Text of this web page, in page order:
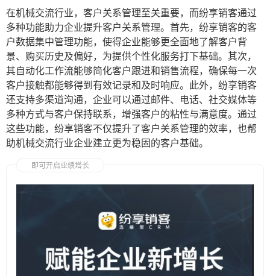
在机械交流行业，客户关系管理至关重要，而纷享销客通过
多种功能助力企业提升客户关系管理。首先，纷享销客的客
户数据集中管理功能，使得企业能够更全面地了解客户背
景、购买历史及偏好，为提供个性化服务打下基础。其次，
其自动化工作流能够简化客户跟进和销售流程，确保每一次
客户接触都能够得到有效记录和及时响应。此外，纷享销客
还支持多渠道沟通，企业可以通过邮件、电话、社交媒体等
多种方式与客户保持联系，增强客户的粘性与满意度。通过
这些功能，纷享销客不仅提升了客户关系管理的效率，也帮
助机械交流行业企业建立更为稳固的客户基础。
即可开启业绩增长